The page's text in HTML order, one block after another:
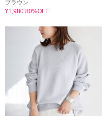
ブラウン
¥1,980 80%OFF